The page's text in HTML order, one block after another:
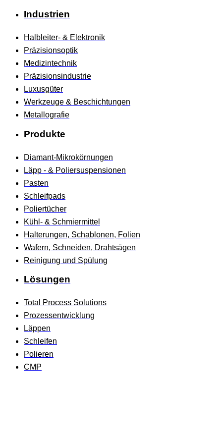
Industrien
Halbleiter- & Elektronik
Präzisionsoptik
Medizintechnik
Präzisionsindustrie
Luxusgüter
Werkzeuge & Beschichtungen
Metallografie
Produkte
Diamant-Mikrokörnungen
Läpp - & Poliersuspensionen
Pasten
Schleifpads
Poliertücher
Kühl- & Schmiermittel
Halterungen, Schablonen, Folien
Wafern, Schneiden, Drahtsägen
Reinigung und Spülung
Lösungen
Total Process Solutions
Prozessentwicklung
Läppen
Schleifen
Polieren
CMP